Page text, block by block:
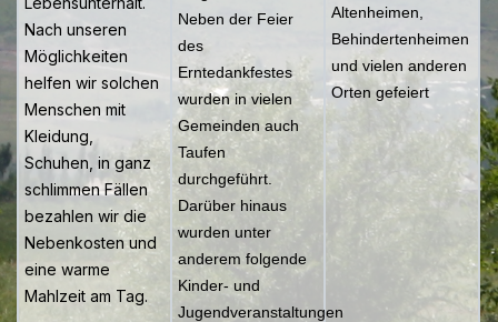
Nach unseren
Möglichkeiten
helfen wir solchen
Menschen mit
Kleidung,
Schuhen, in ganz
schlimmen Fällen
bezahlen wir die
Nebenkosten und
eine warme
Mahlzeit am Tag.
Neben der Feier
des
Erntedankfestes
wurden in vielen
Gemeinden auch
Taufen
durchgeführt.
Darüber hinaus
wurden unter
anderem folgende
Kinder- und
Jugendveranstaltungen
Altenheimen,
Behindertenheimen
und vielen anderen
Orten gefeiert